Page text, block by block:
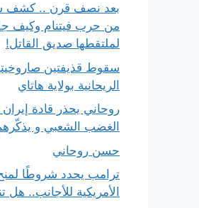
بعد نصف قرن .. كشف
من حرب فيتنام وكيف
لملتقطها صديق القاتل!
سقوط قذيفتين
الريحانية بولاية هاتاي
روحاني يحذر قادة
الغضب الشعبي و
حسن روحاني
ترامب يحدد شروطًا
الأمريكية للأجانب..